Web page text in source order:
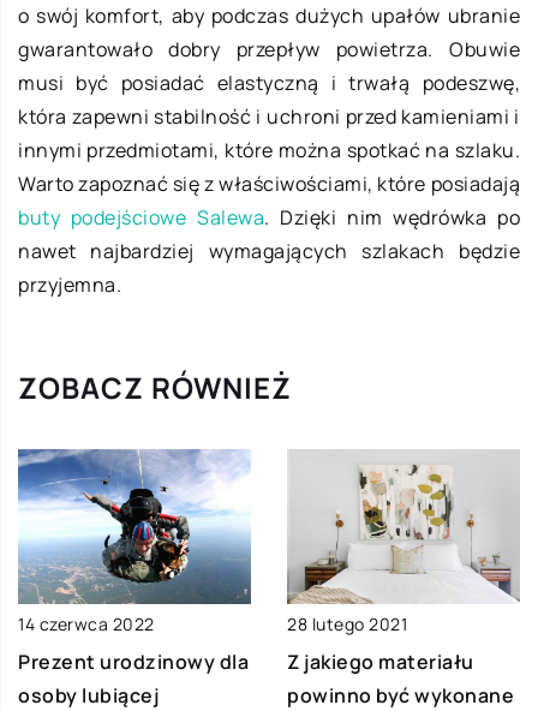
o swój komfort, aby podczas dużych upałów ubranie
gwarantowało dobry przepływ powietrza. Obuwie
musi być posiadać elastyczną i trwałą podeszwę,
która zapewni stabilność i uchroni przed kamieniami i
innymi przedmiotami, które można spotkać na szlaku.
Warto zapoznać się z właściwościami, które posiadają
buty podejściowe Salewa. Dzięki nim wędrówka po
nawet najbardziej wymagających szlakach będzie
przyjemna.
ZOBACZ RÓWNIEŻ
14 czerwca 2022
Prezent urodzinowy dla
osoby lubiącej
28 lutego 2021
Z jakiego materiału
powinno być wykonane